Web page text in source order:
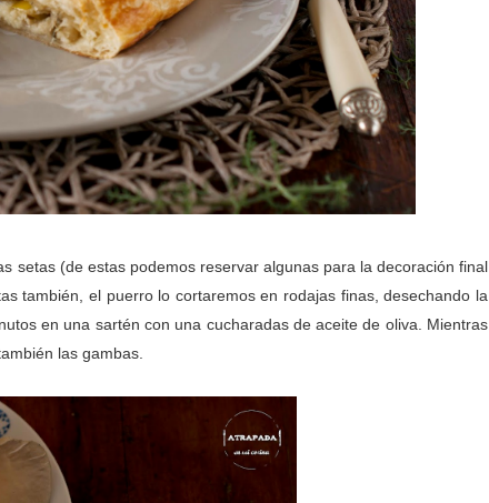
setas (de estas podemos reservar algunas para la decoración final
también, el puerro lo cortaremos en rodajas finas, desechando la
en una sartén con una cucharadas de aceite de oliva. Mientras
las gambas.